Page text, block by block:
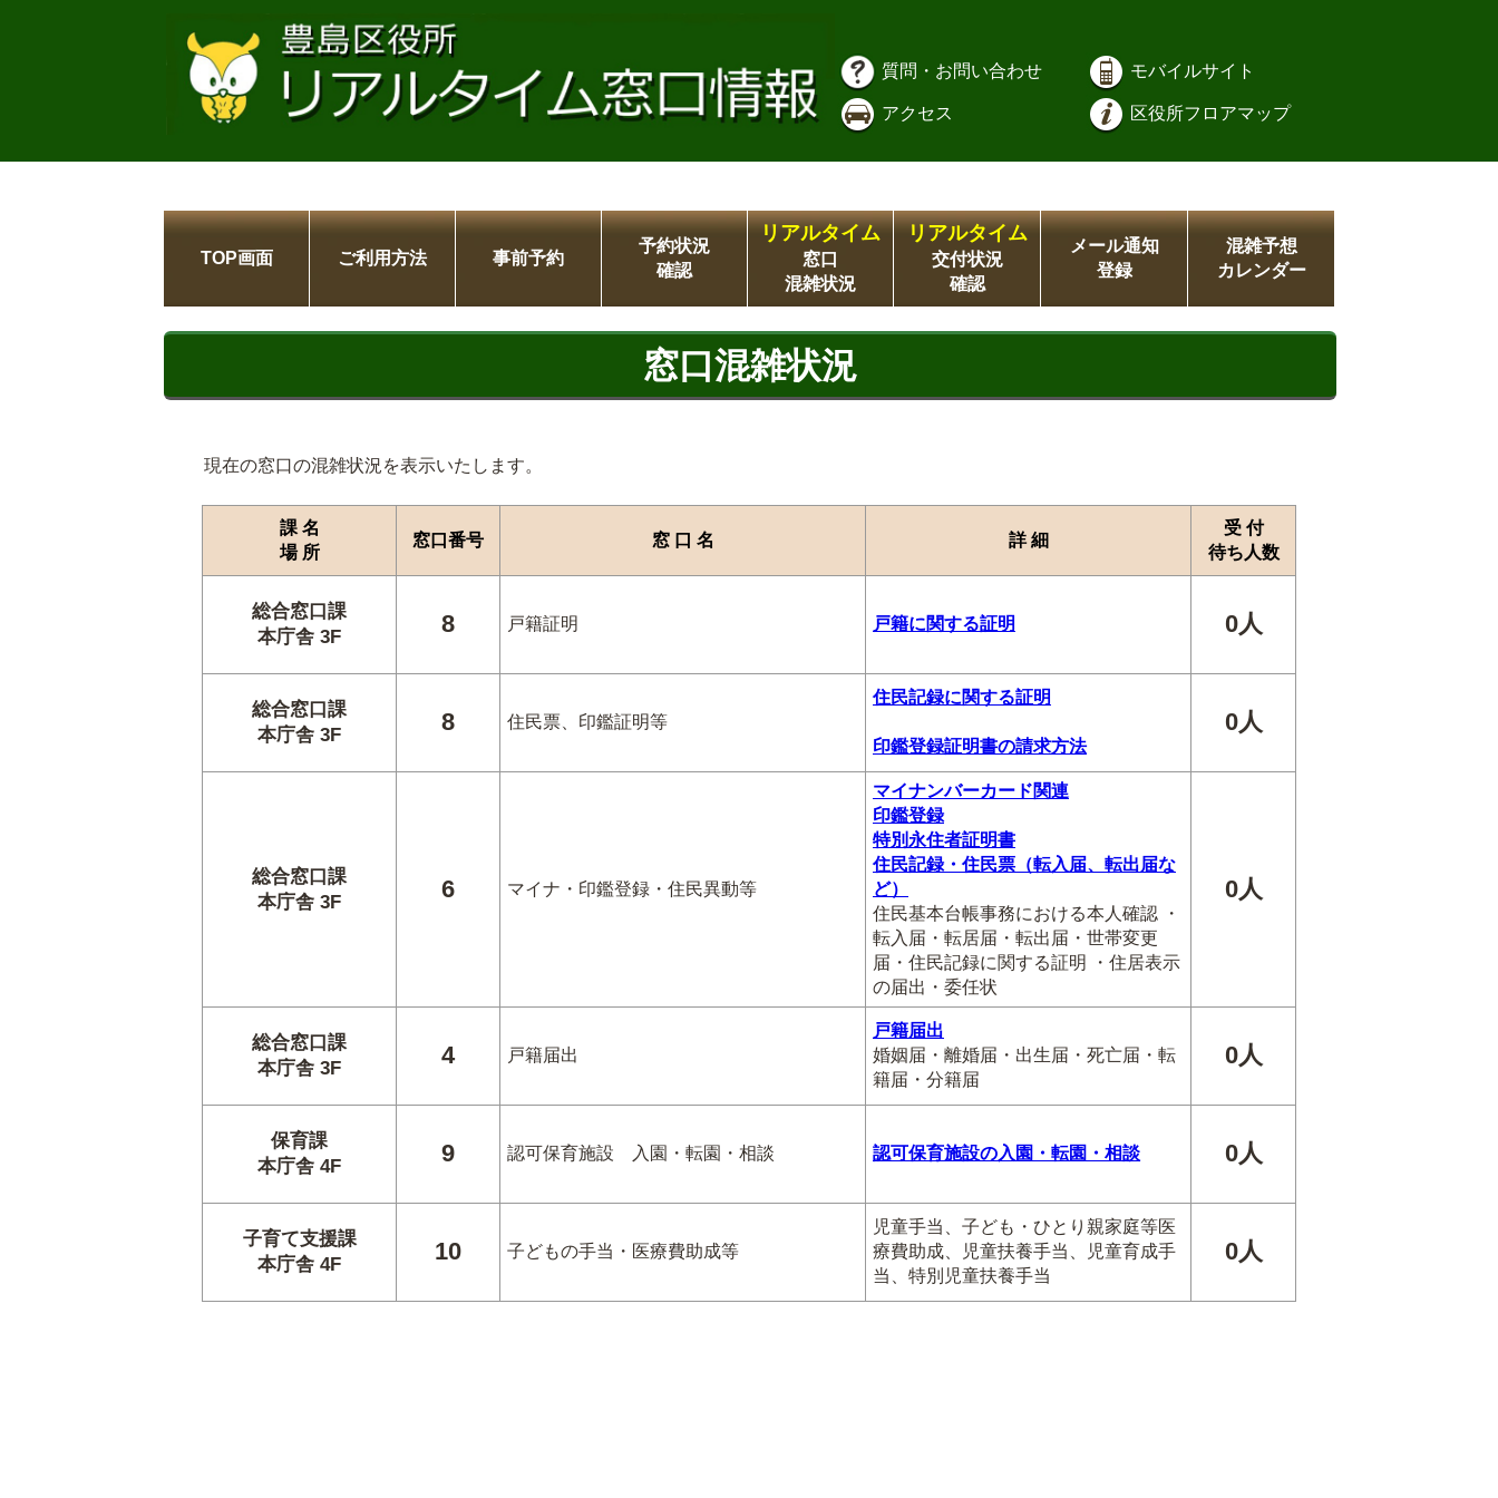
質問・お問い合わせ モバイルサイト
アクセス 区役所フロアマップ
TOP画面 ご利用方法 事前予約
予約状況
確認
リアルタイム
窓口
混雑状況
リアルタイム
交付状況
確認
メール通知
登録
混雑予想
カレンダー
窓口混雑状況
現在の窓口の混雑状況を表示いたします。
課 名
場 所
窓口番号 窓 口 名 詳 細
受 付
待ち人数
総合窓口課
本庁舎 3F
8 戸籍証明 戸籍に関する証明 0人
総合窓口課
本庁舎 3F
8 住民票、印鑑証明等
住民記録に関する証明
印鑑登録証明書の請求方法
0人
総合窓口課
本庁舎 3F
6 マイナ・印鑑登録・住民異動等
マイナンバーカード関連
印鑑登録
特別永住者証明書
住民記録・住民票（転入届、転出届な
ど）
住民基本台帳事務における本人確認 ・
転入届・転居届・転出届・世帯変更
届・住民記録に関する証明 ・住居表示
の届出・委任状
0人
総合窓口課
本庁舎 3F
4 戸籍届出
戸籍届出
婚姻届・離婚届・出生届・死亡届・転
籍届・分籍届
0人
保育課
本庁舎 4F
9 認可保育施設 入園・転園・相談 認可保育施設の入園・転園・相談 0人
子育て支援課
本庁舎 4F
10 子どもの手当・医療費助成等
児童手当、子ども・ひとり親家庭等医
療費助成、児童扶養手当、児童育成手
当、特別児童扶養手当
0人